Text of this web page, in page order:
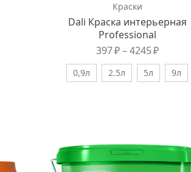
Краски
Dali Краска интерьерная
Professional
397₽ – 4245₽
0,9л 2.5л 5л 9л